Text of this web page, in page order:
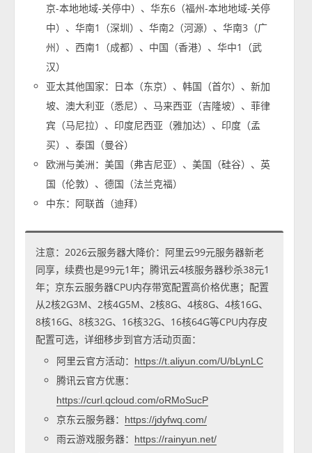
京-本地地域-关停中）、华东6（福州-本地地域-关停
中）、华南1（深圳）、华南2（河源）、华南3（广
州）、西南1（成都）、中国（香港）、华中1（武
汉）
亚太其他国家：日本（东京）、韩国（首尔）、新加
坡、澳大利亚（悉尼）、马来西亚（吉隆坡）、菲律
宾（马尼拉）、印度尼西亚（雅加达）、印度（孟
买）、泰国（曼谷）
欧洲与美洲：美国（弗吉尼亚）、美国（硅谷）、英
国（伦敦）、德国（法兰克福）
中东：阿联酋（迪拜）
注意：2026云服务器大降价：阿里云99元服务器新老
同享，续费也是99元1年；腾讯云4核服务器秒杀38元1
年；京东云服务器CPU内存带宽配置高价格优惠；配置
从2核2G3M、2核4G5M、2核8G、4核8G、4核16G、
8核16G、8核32G、16核32G、16核64G等CPU内存皮
配置可选，详细移步到官方活动页面：
阿里云官方活动：
https://t.aliyun.com/U/bLynLC
腾讯云官方优惠：
https://curl.qcloud.com/oRMoSucP
京东云服务器： https://jdyfwq.com/
雨云游戏服务器： https://rainyun.net/